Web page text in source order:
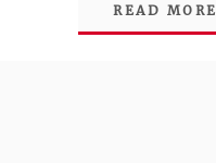
READ MORE